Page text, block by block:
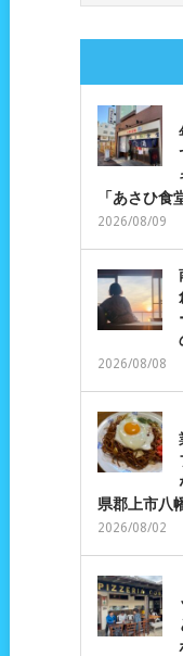
「あさひ食
2026/08/09
2026/08/08
県郡上市八
2026/08/02